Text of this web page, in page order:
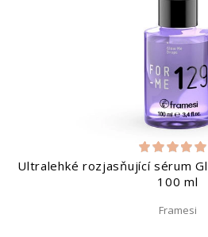
Ultralehké rozjasňující sérum
100 ml
Framesi